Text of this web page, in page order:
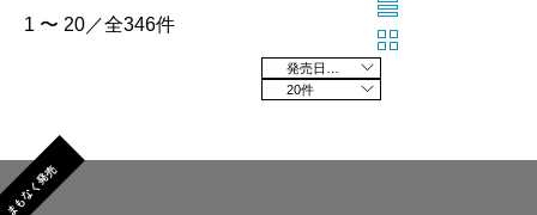
1 〜 20／全346件
20件
まもなく発売